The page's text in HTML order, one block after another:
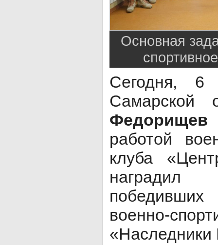
Основная
Сегодня, 6
Самарской
Федорищев
работой
клуба
наградил
военно-